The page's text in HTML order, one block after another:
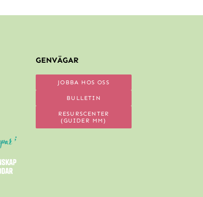
GENVÄGAR
JOBBA HOS OSS
BULLETIN
RESURSCENTER
(GUIDER MM)